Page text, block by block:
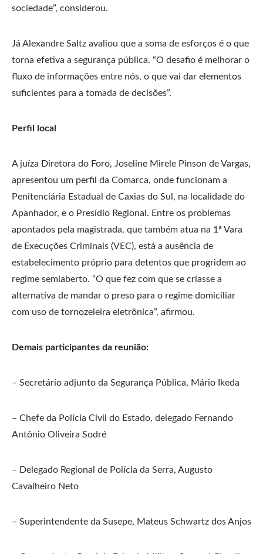
sociedade”, considerou.
Já Alexandre Saltz avaliou que a soma de esforços é o que
torna efetiva a segurança pública. “O desafio é melhorar o
fluxo de informações entre nós, o que vai dar elementos
suficientes para a tomada de decisões”.
Perfil local
A juíza Diretora do Foro, Joseline Mirele Pinson de Vargas,
apresentou um perfil da Comarca, onde funcionam a
Penitenciária Estadual de Caxias do Sul, na localidade do
Apanhador, e o Presídio Regional. Entre os problemas
apontados pela magistrada, que também atua na 1ª Vara
de Execuções Criminais (VEC), está a ausência de
estabelecimento próprio para detentos que progridem ao
regime semiaberto. “O que fez com que se criasse a
alternativa de mandar o preso para o regime domiciliar
com uso de tornozeleira eletrônica”, afirmou.
Demais participantes da reunião:
– Secretário adjunto da Segurança Pública, Mário Ikeda
– Chefe da Polícia Civil do Estado, delegado Fernando
Antônio Oliveira Sodré
– Delegado Regional de Polícia da Serra, Augusto
Cavalheiro Neto
– Superintendente da Susepe, Mateus Schwartz dos Anjos